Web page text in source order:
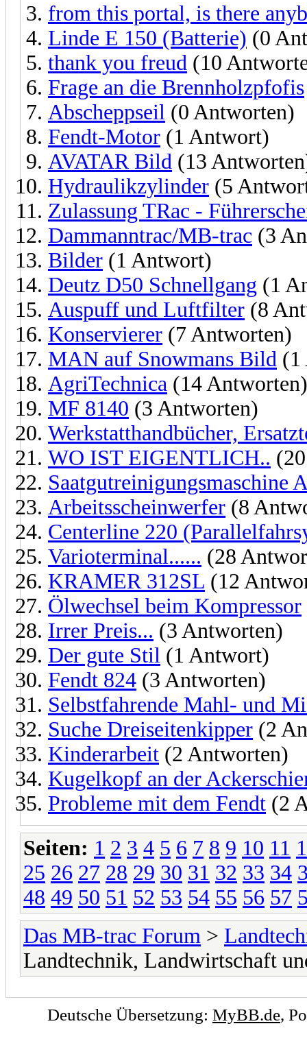
from this portal, is there
Linde E 150 (Batterie) (0
thank you freud (10
Frage an die Brennholzpfofis
Abscheppseil (0 Antworten)
Fendt-Motor (1 Antwort)
AVATAR Bild (13
Hydraulikzylinder (5
Zulassung TRac -
Dammanntrac/MB-trac (3
Bilder (1 Antwort)
Deutz D50 Schnellgang (1
Auspuff und Luftfilter (8
Konservierer (7 Antworten)
MAN auf Snowmans Bild (1
AgriTechnica (14 Antworten)
MF 8140 (3 Antworten)
Werkstatthandbücher,
WO IST EIGENTLICH..
Saatgutreinigungsmaschine
Arbeitsscheinwerfer (8
Centerline 220
Varioterminal...... (28
KRAMER 312SL (12
Ölwechsel beim Kompressor
Irrer Preis... (3 Antworten)
Der gute Stil (1 Antwort)
Fendt 824 (3 Antworten)
Selbstfahrende Mahl- und
Suche Dreiseitenkipper (2
Kinderarbeit (2 Antworten)
Kugelkopf an der
Probleme mit dem Fendt (2
Seiten: 1 2 3 4 5 6 7 8 9 10 11
25 26 27 28 29 30 31 32 33 34
48 49 50 51 52 53 54 55 56 57
Das MB-trac Forum >
Landtechnik, Landwirtschaft
Deutsche Übersetzung: MyBB.de,